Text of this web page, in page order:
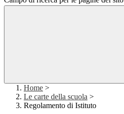
Home >
Le carte della scuola >
Regolamento di Istituto